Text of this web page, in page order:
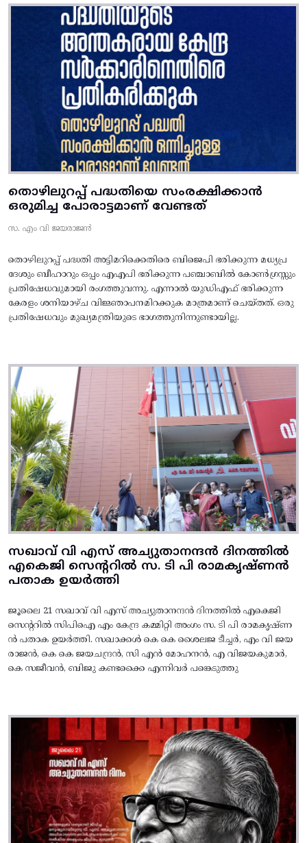
തൊഴിലുറപ്പ് പദ്ധതിയെ സംരക്ഷിക്കാൻ
ഒരുമിച്ച പോരാട്ടമാണ് വേണ്ടത്
സ. എം വി ജയരാജൻ
തൊഴിലുറപ്പ് പദ്ധതി അട്ടിമറിക്കെതിരെ ബിജെപി ഭരിക്കുന്ന മധ്യപ്ര
ദേശും ബീഹാറും ഒപ്പം എഎപി ഭരിക്കുന്ന പഞ്ചാബിൽ കോൺഗ്രസ്സും
പ്രതിഷേധവുമായി രംഗത്തുവന്നു. എന്നാൽ യുഡിഎഫ് ഭരിക്കുന്ന
കേരളം ശനിയാഴ്ച വിജ്ഞാപനമിറക്കുക മാത്രമാണ് ചെയ്തത്. ഒരു
പ്രതിഷേധവും മുഖ്യമന്ത്രിയുടെ ഭാഗത്തുനിന്നുണ്ടായില്ല.
സഖാവ് വി എസ് അച്യുതാനന്ദൻ ദിനത്തിൽ
എകെജി സെന്ററിൽ സ. ടി പി രാമകൃഷ്‌ണൻ
പതാക ഉയർത്തി
ജൂലൈ 21 സഖാവ് വി എസ് അച്യുതാനന്ദൻ ദിനത്തിൽ എകെജി
സെന്ററിൽ സിപിഐ എം കേന്ദ്ര കമ്മിറ്റി അംഗം സ. ടി പി രാമകൃഷ്‌ണ
ൻ പതാക ഉയർത്തി. സഖാക്കൾ കെ കെ ശൈലജ ടീച്ചർ, എം വി ജയ
രാജൻ, കെ കെ ജയചന്ദ്രൻ, സി എൻ മോഹനൻ, എ വിജയകുമാർ,
കെ സജീവൻ, ബിജു കണ്ടക്കൈ എന്നിവർ പങ്കെടുത്തു